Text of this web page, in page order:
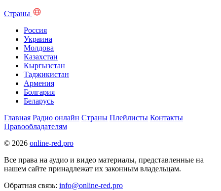
Страны
Россия
Украина
Молдова
Казахстан
Кыргызстан
Таджикистан
Армения
Болгария
Беларусь
Главная Радио онлайн Страны Плейлисты Контакты
Правообладателям
© 2026 online-red.pro
Все права на аудио и видео материалы, представленные на
нашем сайте принадлежат их законным владельцам.
Обратная связь: info@online-red.pro